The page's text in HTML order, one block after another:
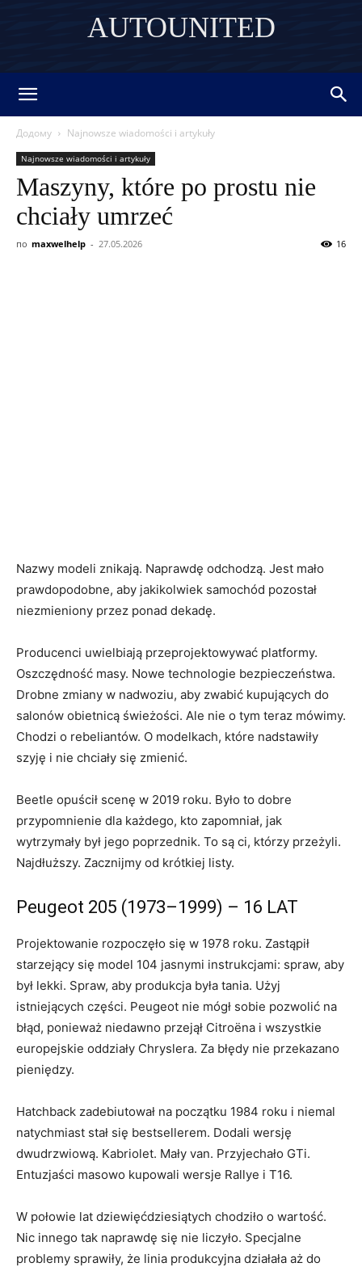
AUTOUNITED
Додому Najnowsze wiadomości i artykuły
Najnowsze wiadomości i artykuły
Maszyny, które po prostu nie
chciały umrzeć
по maxwelhelp - 27.05.2026 16
Nazwy modeli znikają. Naprawdę odchodzą. Jest mało
prawdopodobne, aby jakikolwiek samochód pozostał
niezmieniony przez ponad dekadę.
Producenci uwielbiają przeprojektowywać platformy.
Oszczędność masy. Nowe technologie bezpieczeństwa.
Drobne zmiany w nadwoziu, aby zwabić kupujących do
salonów obietnicą świeżości. Ale nie o tym teraz mówimy.
Chodzi o rebeliantów. O modelkach, które nadstawiły
szyję i nie chciały się zmienić.
Beetle opuścił scenę w 2019 roku. Było to dobre
przypomnienie dla każdego, kto zapomniał, jak
wytrzymały był jego poprzednik. To są ci, którzy przeżyli.
Najdłuższy. Zacznijmy od krótkiej listy.
Peugeot 205 (1973–1999) – 16 LAT
Projektowanie rozpoczęło się w 1978 roku. Zastąpił
starzejący się model 104 jasnymi instrukcjami: spraw, aby
był lekki. Spraw, aby produkcja była tania. Użyj
istniejących części. Peugeot nie mógł sobie pozwolić na
błąd, ponieważ niedawno przejął Citroëna i wszystkie
europejskie oddziały Chryslera. Za błędy nie przekazano
pieniędzy.
Hatchback zadebiutował na początku 1984 roku i niemal
natychmiast stał się bestsellerem. Dodali wersję
dwudrzwiową. Kabriolet. Mały van. Przyjechało GTi.
Entuzjaści masowo kupowali wersje Rallye i T16.
W połowie lat dziewięćdziesiątych chodziło o wartość.
Nic innego tak naprawdę się nie liczyło. Specjalne
problemy sprawiły, że linia produkcyjna działała aż do